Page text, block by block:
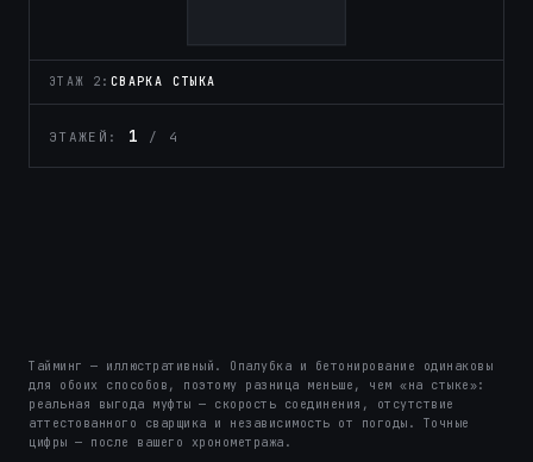
ЭТАЖ 2: ОПАЛУБКА
ЭТАЖЕЙ: 1 / 4
Тайминг — иллюстративный. Опалубка и бетонирование одинаковы
для обоих способов, поэтому разница меньше, чем «на стыке»:
реальная выгода муфты — скорость соединения, отсутствие
аттестованного сварщика и независимость от погоды. Точные
цифры — после вашего хронометража.